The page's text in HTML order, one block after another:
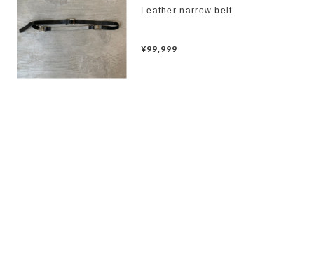
Leather narrow belt
¥99,999